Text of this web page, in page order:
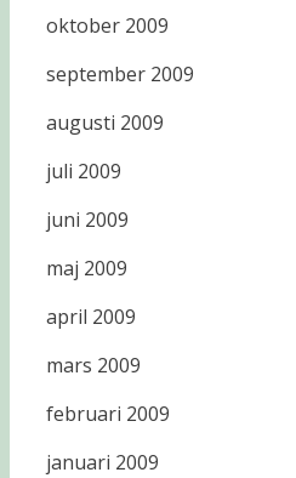
oktober 2009
september 2009
augusti 2009
juli 2009
juni 2009
maj 2009
april 2009
mars 2009
februari 2009
januari 2009